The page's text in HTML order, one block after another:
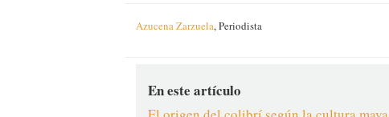
Azucena Zarzuela,Periodista
En este artículo